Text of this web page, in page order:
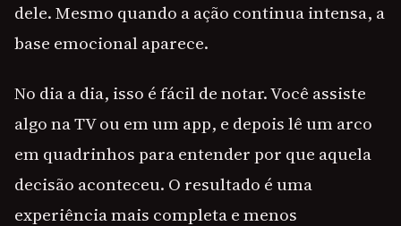
dele. Mesmo quando a ação continua intensa, a
base emocional aparece.
No dia a dia, isso é fácil de notar. Você assiste
algo na TV ou em um app, e depois lê um arco
em quadrinhos para entender por que aquela
decisão aconteceu. O resultado é uma
experiência mais completa e menos